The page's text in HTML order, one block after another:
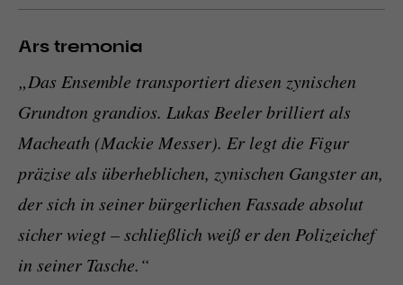
Ars tremonia
„Das Ensemble transportiert diesen zynischen
Grundton grandios. Lukas Beeler brilliert als
Macheath (Mackie Messer). Er legt die Figur
präzise als überheblichen, zynischen Gangster an,
der sich in seiner bürgerlichen Fassade absolut
sicher wiegt – schließlich weiß er den Polizeichef
in seiner Tasche.“